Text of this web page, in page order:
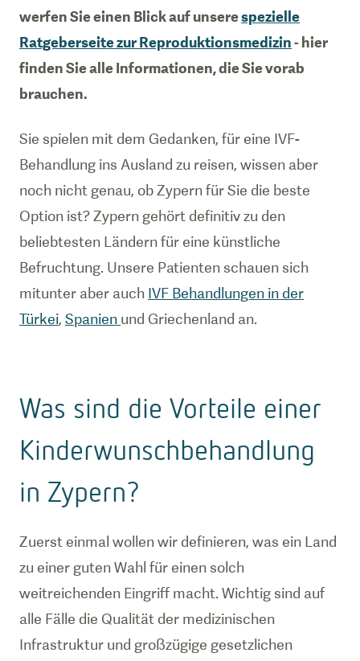
werfen Sie einen Blick auf unserespezielle
Ratgeberseite zur Reproduktionsmedizin- hier
finden Sie alle Informationen, die Sie vorab
brauchen.
Sie spielen mit dem Gedanken, für eine IVF-
Behandlung ins Ausland zu reisen, wissen aber
noch nicht genau, ob Zypern für Sie die beste
Option ist? Zypern gehört definitiv zu den
beliebtesten Ländern für eine künstliche
Befruchtung. Unsere Patienten schauen sich
mitunter aber auch IVF Behandlungen in der
Türkei, Spanien und Griechenland an.
Was sind die Vorteile einer
Kinderwunschbehandlung
in Zypern?
Zuerst einmal wollen wir definieren, was ein Land
zu einer guten Wahl für einen solch
weitreichenden Eingriff macht. Wichtig sind auf
alle Fälle die Qualität der medizinischen
Infrastruktur und großzügige gesetzlichen